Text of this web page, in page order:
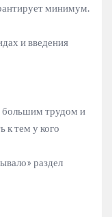
минимум.
и введения
большим трудом и
к тем у кого
раздел